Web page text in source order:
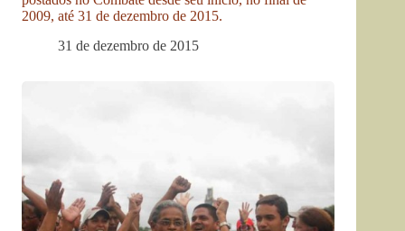
2009, até 31 de dezembro de 2015.
31 de dezembro de 2015